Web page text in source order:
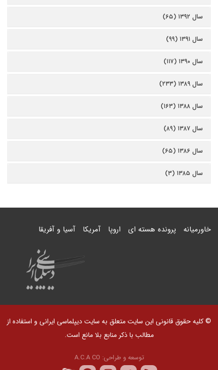
سال ۱۳۹۲ (۶۵)
سال ۱۳۹۱ (۹۹)
سال ۱۳۹۰ (۱۱۷)
سال ۱۳۸۹ (۲۳۳)
سال ۱۳۸۸ (۱۶۳)
سال ۱۳۸۷ (۸۹)
سال ۱۳۸۶ (۶۵)
سال ۱۳۸۵ (۳)
خاورمیانه پرونده هسته ای اروپا آمریکا آسیا و آفریقا
© کلیه حقوق قانونی این سایت متعلق به سایت دیپلماسی ایرانی و استفاده از
مطالب با ذکر منابع بلا مانع است.
توسعه و طراحی: A.C.A CO